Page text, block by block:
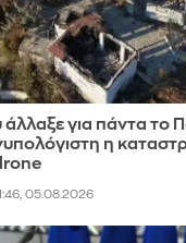
για πάντα το
η
05.08.2026